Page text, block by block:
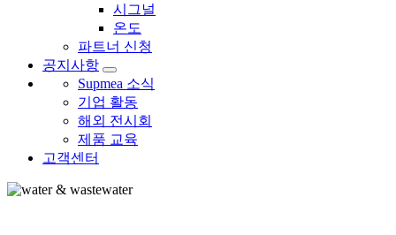
시그널
온도
파트너 신청
공지사항
Supmea 소식
기업 활동
해외 전시회
제품 교육
고객센터